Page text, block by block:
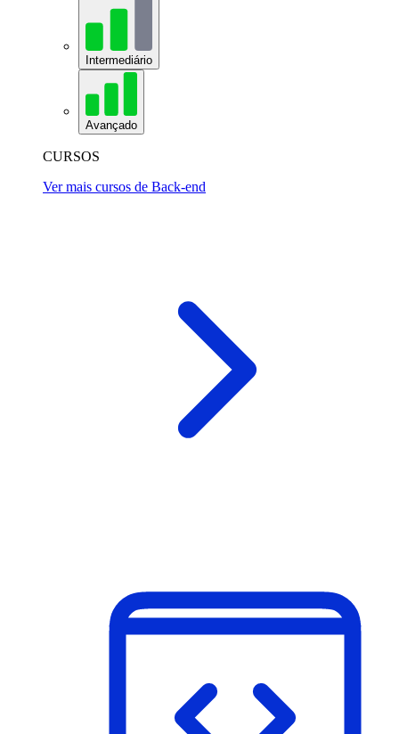
Intermediário
Avançado
CURSOS
Ver mais cursos de Back-end